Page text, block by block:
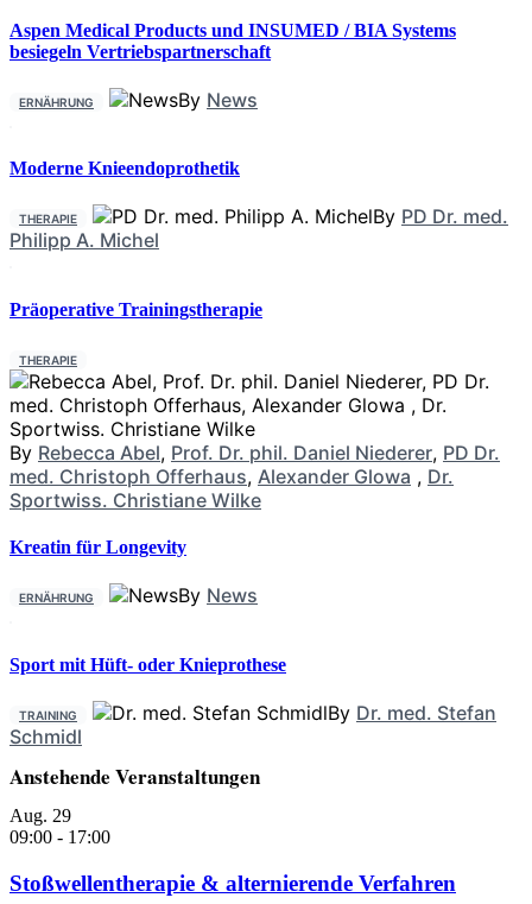
Aspen Medical Products und INSUMED / BIA Systems
besiegeln Vertriebspartnerschaft
ERNÄHRUNG By News
Moderne Knieendoprothetik
THERAPIE By PD Dr. med.
Philipp A. Michel
Präoperative Trainingstherapie
THERAPIE
By Rebecca Abel, Prof. Dr. phil. Daniel Niederer, PD Dr.
med. Christoph Offerhaus, Alexander Glowa , Dr.
Sportwiss. Christiane Wilke
Kreatin für Longevity
ERNÄHRUNG By News
Sport mit Hüft- oder Knieprothese
TRAINING By Dr. med. Stefan
Schmidl
Anstehende Veranstaltungen
Aug. 29
09:00 - 17:00
Stoßwellentherapie & alternierende Verfahren